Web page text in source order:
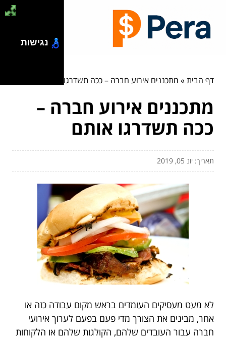
דף הבית» מתכננים אירוע חברה – ככה תשדרגו אותם
מתכננים אירוע חברה –
ככה תשדרגו אותם
תאריך: יונ 05, 2019
לא מעט מעסיקים העומדים בראש מקום עבודה כזה או
אחר, מבינים את הצורך מדי פעם בפעם לערוך אירועי
חברה עבור העובדים שלהם, הקולגות שלהם או הלקוחות
נגישות